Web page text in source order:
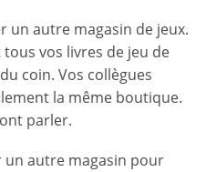
un autre magasin de jeux.
vos livres de jeu de
coin. Vos collègues
la même boutique.
parler.
un autre magasin pour